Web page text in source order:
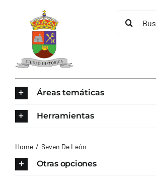
contenido
Buscar:
Áreas temáticas
Herramientas
Home Seven De León
Otras opciones